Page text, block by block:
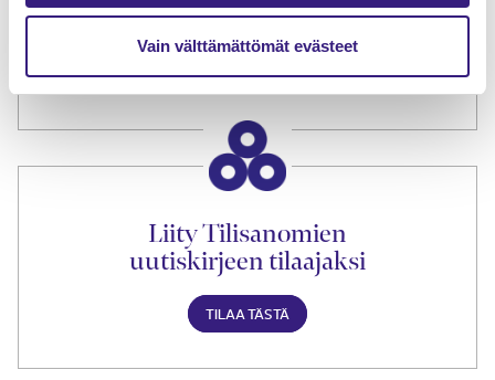
Vain välttämättömät evästeet
lukuoikeus
TILAA TÄSTÄ
Liity Tilisanomien
uutiskirjeen tilaajaksi
TILAA TÄSTÄ